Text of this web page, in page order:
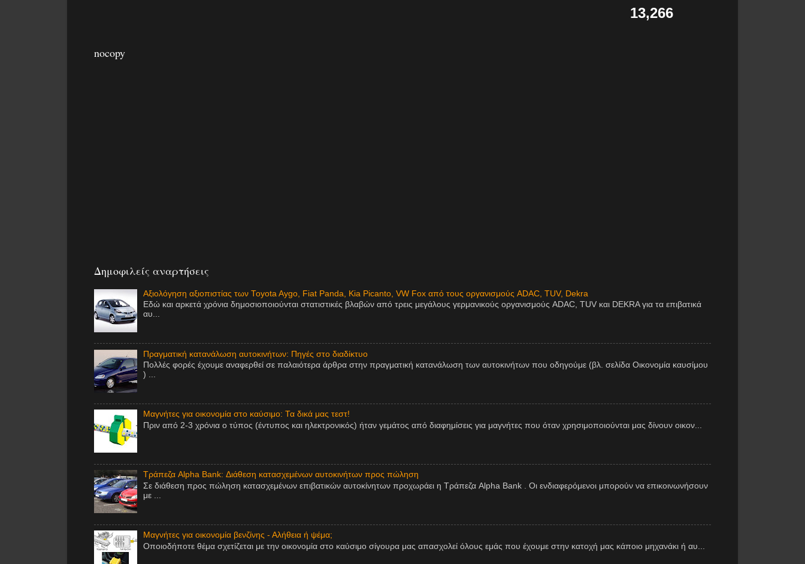
13,266
nocopy
Δημοφιλείς αναρτήσεις
Αξιολόγηση αξιοπιστίας των Toyota Aygo, Fiat Panda, Kia Picanto, VW Fox από τους οργανισμούς ADAC, TUV, Dekra
Εδώ και αρκετά χρόνια δημοσιοποιούνται στατιστικές βλαβών από τρεις μεγάλους γερμανικούς οργανισμούς ADAC, TUV και DEKRA για τα επιβατικά
αυ...
Πραγματική κατανάλωση αυτοκινήτων: Πηγές στο διαδίκτυο
Πολλές φορές έχουμε αναφερθεί σε παλαιότερα άρθρα στην πραγματική κατανάλωση των αυτοκινήτων που οδηγούμε (βλ. σελίδα Οικονομία καυσίμου
) ...
Μαγνήτες για οικονομία στο καύσιμο: Τα δικά μας τεστ!
Πριν από 2-3 χρόνια ο τύπος (έντυπος και ηλεκτρονικός) ήταν γεμάτος από διαφημίσεις για μαγνήτες που όταν χρησιμοποιούνται μας δίνουν οικον...
Τράπεζα Alpha Bank: Διάθεση κατασχεμένων αυτοκινήτων προς πώληση
Σε διάθεση προς πώληση κατασχεμένων επιβατικών αυτοκίνητων προχωράει η Τράπεζα Alpha Bank . Οι ενδιαφερόμενοι μπορούν να επικοινωνήσουν
με ...
Μαγνήτες για οικονομία βενζίνης - Αλήθεια ή ψέμα;
Οποιοδήποτε θέμα σχετίζεται με την οικονομία στο καύσιμο σίγουρα μας απασχολεί όλους εμάς που έχουμε στην κατοχή μας κάποιο μηχανάκι ή αυ...